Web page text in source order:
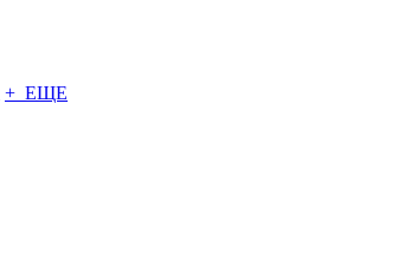
+ ЕЩЕ